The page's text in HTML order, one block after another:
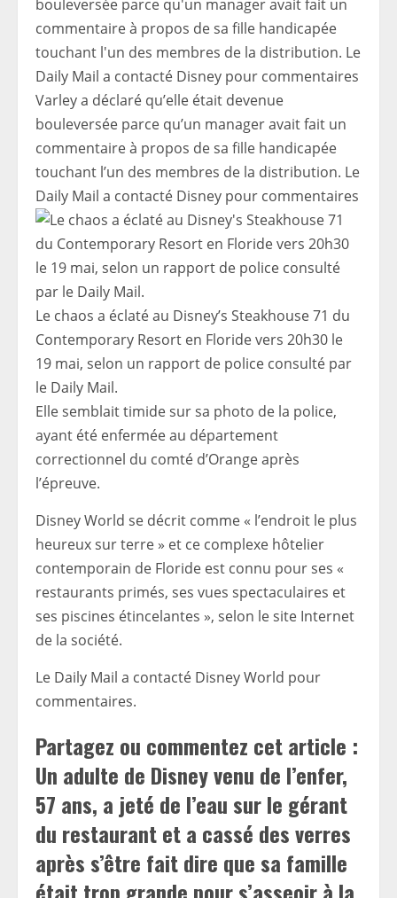
Varley a déclaré qu’elle était devenue
bouleversée parce qu’un manager avait fait un
commentaire à propos de sa fille handicapée
touchant l’un des membres de la distribution. Le
Daily Mail a contacté Disney pour commentaires
Le chaos a éclaté au Disney’s Steakhouse 71 du
Contemporary Resort en Floride vers 20h30 le
19 mai, selon un rapport de police consulté par
le Daily Mail.
Elle semblait timide sur sa photo de la police,
ayant été enfermée au département
correctionnel du comté d’Orange après
l’épreuve.
Disney World se décrit comme « l’endroit le plus
heureux sur terre » et ce complexe hôtelier
contemporain de Floride est connu pour ses «
restaurants primés, ses vues spectaculaires et
ses piscines étincelantes », selon le site Internet
de la société.
Le Daily Mail a contacté Disney World pour
commentaires.
Partagez ou commentez cet article :
Un adulte de Disney venu de l’enfer,
57 ans, a jeté de l’eau sur le gérant
du restaurant et a cassé des verres
après s’être fait dire que sa famille